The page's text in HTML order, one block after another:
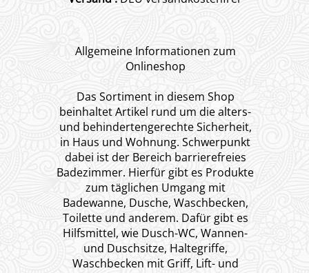
Allgemeine Informationen zum
Onlineshop
Das Sortiment in diesem Shop
beinhaltet Artikel rund um die alters-
und behindertengerechte Sicherheit,
in Haus und Wohnung. Schwerpunkt
dabei ist der Bereich barrierefreies
Badezimmer. Hierfür gibt es Produkte
zum täglichen Umgang mit
Badewanne, Dusche, Waschbecken,
Toilette und anderem. Dafür gibt es
Hilfsmittel, wie Dusch-WC, Wannen-
und Duschsitze, Haltegriffe,
Waschbecken mit Griff, Lift- und